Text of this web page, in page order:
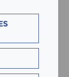
modèle
matériaux
sur
et
re­joig­nent